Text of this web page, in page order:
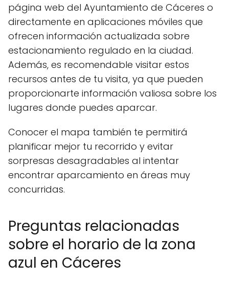
página web del Ayuntamiento de Cáceres o
directamente en aplicaciones móviles que
ofrecen información actualizada sobre
estacionamiento regulado en la ciudad.
Además, es recomendable visitar estos
recursos antes de tu visita, ya que pueden
proporcionarte información valiosa sobre los
lugares donde puedes aparcar.
Conocer el mapa también te permitirá
planificar mejor tu recorrido y evitar
sorpresas desagradables al intentar
encontrar aparcamiento en áreas muy
concurridas.
Preguntas relacionadas
sobre el horario de la zona
azul en Cáceres